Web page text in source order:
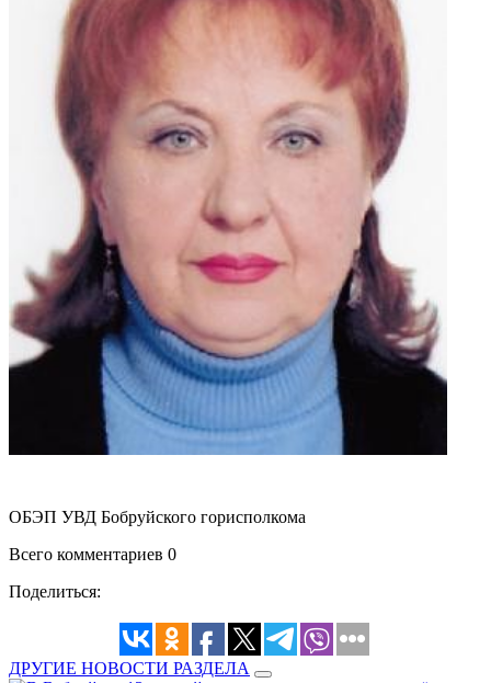
ОБЭП УВД Бобруйского горисполкома
Всего комментариев 0
Поделиться:
ДРУГИЕ НОВОСТИ РАЗДЕЛА